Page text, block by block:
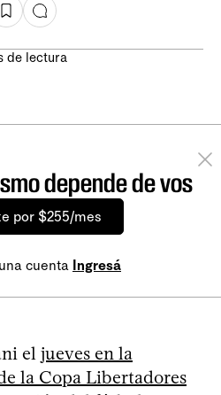
de lectura
depende de vos
por $255/mes
cuenta Ingresá
el jueves en la
la Copa Libertadores